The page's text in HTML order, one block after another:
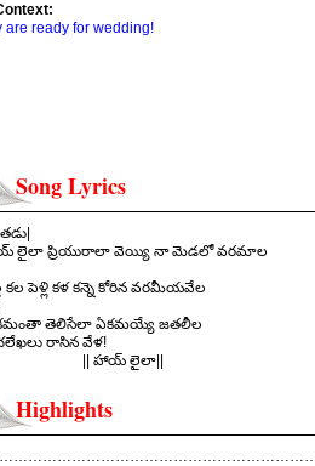
are ready for wedding!
Song Lyrics
ప్రియురాలా వెయ్యి నా మెడలో వరమాల
పెళ్లి కళ కన్నె కోరిన వరమీయవేల
తెలిసేలా ఏకమయ్యే జతలీల
రాసిన వేళ!
హాయ్ లైలా||
శుభ శకునాలే కనపడుతున్నవి కదా
Highlights